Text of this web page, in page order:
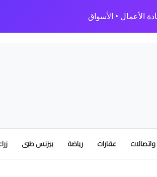
الأعمال • الأسواق
عقارات رياضة بيزنس طبى